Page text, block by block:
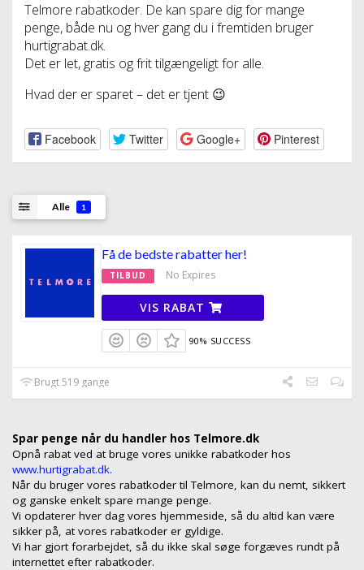
Telmore rabatkoder. De kan spare dig for mange
penge, både nu og hver gang du i fremtiden bruger
hurtigrabat.dk.
Det er let, gratis og frit tilgængeligt for alle.
Hvad der er sparet – det er tjent 😉
Facebook Twitter Google+ Pinterest
Alle 1
Få de bedste rabatter her!
TILBUD No Expires
VIS RABAT
90% SUCCESS
Brugt 519 gange
Spar penge når du handler hos Telmore.dk
Opnå rabat ved at bruge vores unikke rabatkoder hos
www.hurtigrabat.dk.
Når du bruger vores rabatkoder til Telmore, kan du nemt, sikkert
og ganske enkelt spare mange penge.
Vi opdaterer hver dag vores hjemmeside, så du altid kan være
sikker på, at vores rabatkoder er gyldige.
Vi har gjort forarbejdet, så du ikke skal søge forgæves rundt på
internettet efter rabatkoder.